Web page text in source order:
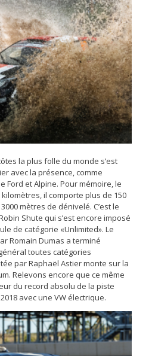
la plus folle du monde s’est
avec la présence, comme
Ford et Alpine. Pour mémoire, le
il comporte plus de 150
mètres de dénivelé. C’est le
Shute qui s’est encore imposé
de catégorie «Unlimited». Le
Romain Dumas a terminé
toutes catégories
par Raphaël Astier monte sur la
Relevons encore que ce même
du record absolu de la piste
avec une VW électrique.